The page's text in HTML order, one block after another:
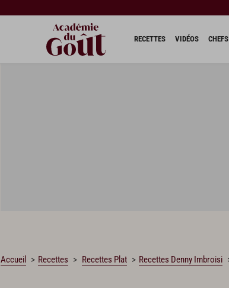
RECETTES VIDÉOS CHEFS
Accueil Recettes Recettes Plat Recettes Denny Imbroisi